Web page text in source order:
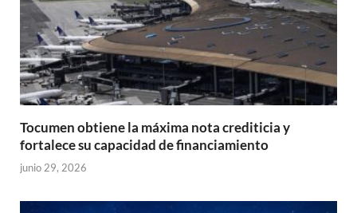
Tocumen obtiene la máxima nota crediticia y
fortalece su capacidad de financiamiento
junio 29, 2026